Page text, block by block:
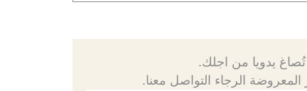
يدويا من اجلك.
الرجاء التواصل معنا.